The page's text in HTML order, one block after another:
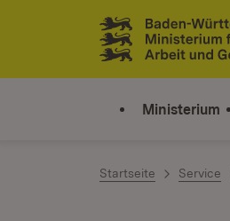
Zum Inhalt springen
Link zur Startseite
Ministerium
Startseite Service